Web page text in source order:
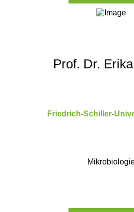
Prof. Dr.
Friedrich-Schiller-